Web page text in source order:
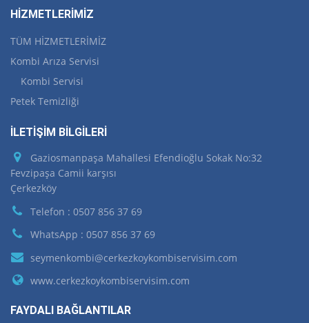
HİZMETLERİMİZ
TÜM HİZMETLERİMİZ
Kombi Arıza Servisi
Kombi Servisi
Petek Temizliği
İLETİŞİM BİLGİLERİ
Gaziosmanpaşa Mahallesi Efendioğlu Sokak No:32
Fevzipaşa Camii karşısı
Çerkezköy
Telefon : 0507 856 37 69
WhatsApp : 0507 856 37 69
seymenkombi@cerkezkoykombiservisim.com
www.cerkezkoykombiservisim.com
FAYDALI BAĞLANTILAR